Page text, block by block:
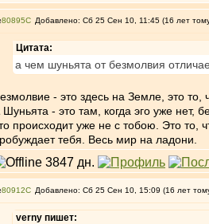
80895 Добавлено: Сб 25 Сен 10, 11:45 (16 лет
Цитата:
а чем шуньята от безмолвия
- это здесь на Земле, это то,
- это там, когда эго уже нет,
происходит уже не с тобою. Это то,
тебя. Весь мир на ладони.
80912 Добавлено: Сб 25 Сен 10, 15:09 (16 лет
verny пишет: